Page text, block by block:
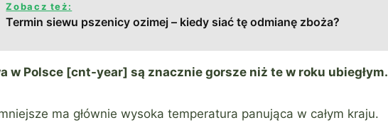
Zobacz też:
Termin siewu pszenicy ozimej – kiedy siać tę odmianę zboża?
w Polsce [cnt-year] są znacznie gorsze niż te w roku ubiegłym.
ma głównie wysoka temperatura panująca w całym kraju.